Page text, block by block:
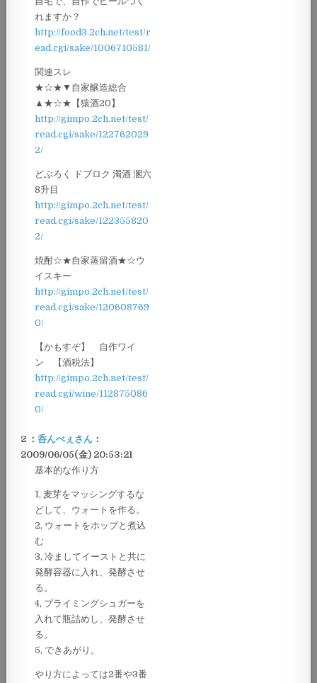
れますか？
http://food3.2ch.net/test/r
ead.cgi/sake/1006710581/
関連スレ
★☆★▼自家醸造総合
▲★☆★【猿酒20】
http://gimpo.2ch.net/test/
read.cgi/sake/122762029
2/
どぶろく ドブロク 濁酒 溷六
8升目
http://gimpo.2ch.net/test/
read.cgi/sake/122355820
2/
焼酎☆★自家蒸留酒★☆ウ
イスキー
http://gimpo.2ch.net/test/
read.cgi/sake/120608769
0/
【かもすぞ】 自作ワイ
ン 【酒税法】
http://gimpo.2ch.net/test/
read.cgi/wine/112875086
0/
2 ：呑んべぇさん ：
2009/06/05(金) 20:53:21
基本的な作り方
1, 麦芽をマッシングするな
どして、ウォートを作る。
2, ウォートをホップと煮込
む
3, 冷ましてイーストと共に
発酵容器に入れ、発酵させ
る。
4, プライミングシュガーを
入れて瓶詰めし、発酵させ
る。
5, できあがり。
やり方によっては2番や3番